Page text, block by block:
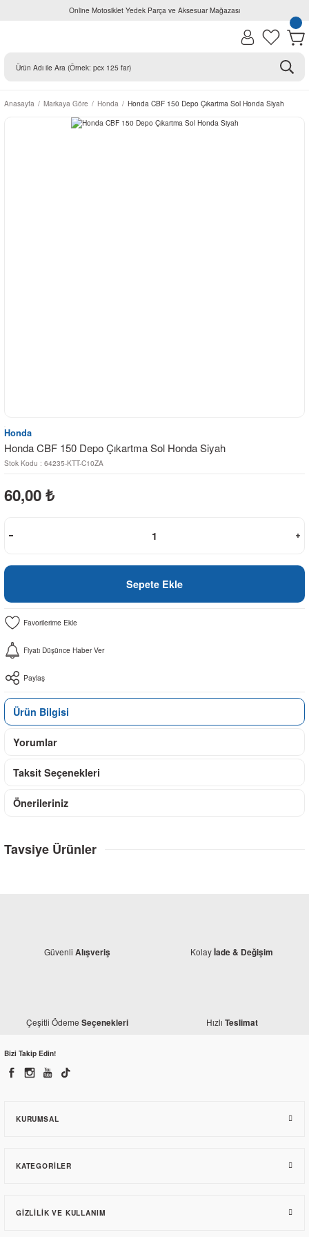
Online Motosiklet Yedek Parça ve Aksesuar Mağazası
Anasayfa Markaya Göre Honda Honda CBF 150 Depo Çıkartma Sol Honda Siyah
Honda
Honda CBF 150 Depo Çıkartma Sol Honda Siyah
Stok Kodu : 64235-KTT-C10ZA
60,00 ₺
Sepete Ekle
Fiyatı Düşünce Haber Ver
Paylaş
Ürün Bilgisi
Yorumlar
Taksit Seçenekleri
Önerileriniz
Tavsiye Ürünler
Honda
141,90 TL
Güvenli Alışveriş Kolayİade & Değişim
Çeşitli Ödeme Seçenekleri Hızlı Teslimat
Bizi Takip Edin!
KURUMSAL
KATEGORILER
GIZLILIK VE KULLANIM